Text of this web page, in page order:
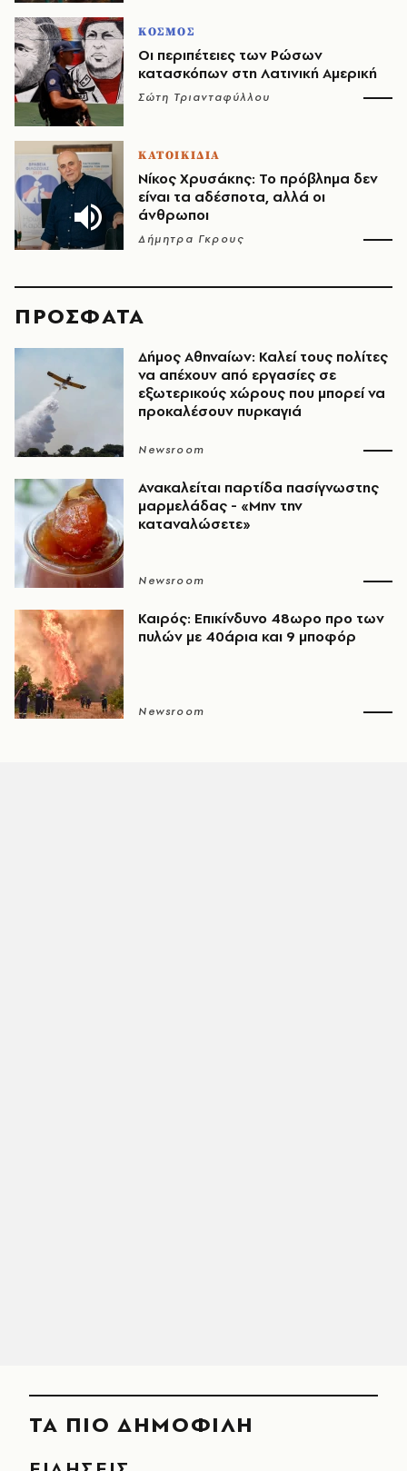
ΚΟΣΜΟΣ
Οι περιπέτειες των Ρώσων
κατασκόπων στη Λατινική Αμερική
Σώτη Τριανταφύλλου
ΚΑΤΟΙΚΙΔΙΑ
Νίκος Χρυσάκης: Το πρόβλημα δεν
είναι τα αδέσποτα, αλλά οι
άνθρωποι
Δήμητρα Γκρους
ΠΡΟΣΦΑΤΑ
Δήμος Αθηναίων: Καλεί τους πολίτες
να απέχουν από εργασίες σε
εξωτερικούς χώρους που μπορεί να
προκαλέσουν πυρκαγιά
Newsroom
Ανακαλείται παρτίδα πασίγνωστης
μαρμελάδας - «Μην την
καταναλώσετε»
Newsroom
Καιρός: Επικίνδυνο 48ωρο προ των
πυλών με 40άρια και 9 μποφόρ
Newsroom
ΤΑ ΠΙΟ ΔΗΜΟΦΙΛΗ